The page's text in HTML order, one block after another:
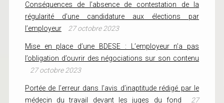
Conséquences de l’absence de contestation de la
régularité d’une candidature aux élections par
l’employeur
27 octobre 2023
Mise en place d’une BDESE : L’employeur n’a pas
l’obligation d’ouvrir des négociations sur son contenu
27 octobre 2023
Portée de l’erreur dans l’avis d’inaptitude rédigé par le
médecin du travail devant les juges du fond
27